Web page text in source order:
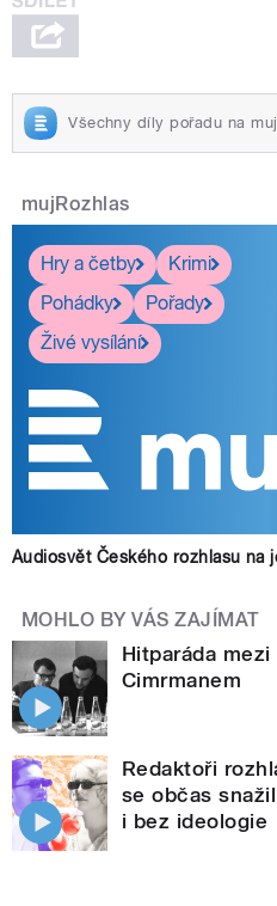
Všechny díly pořadu na
mujRozhlas
Hry a četby
Krimi
Pohádky
Pořady
Živé vysílání
Audiosvět Českého rozhlasu na
MOHLO BY VÁS ZAJÍMAT
Hitparáda
Cimrmanem
Redaktoři
se občas
i bez ideologie